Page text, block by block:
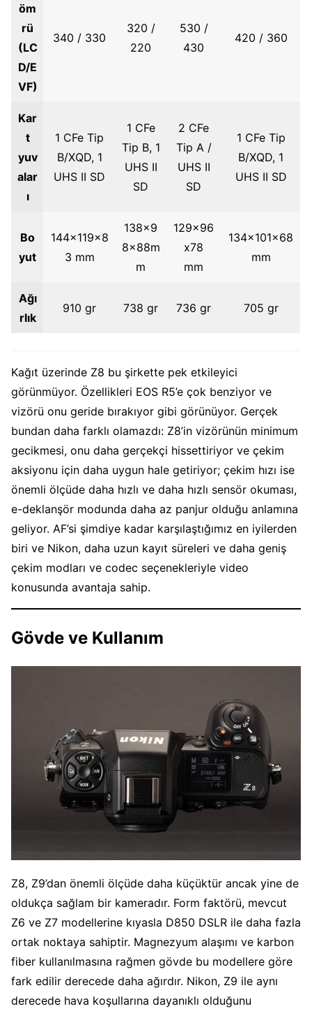
öm
rü
(LC
D/E
VF)
340 / 330
320 /
220
530 /
430
420 / 360
Kar
t
yuv
alar
ı
1 CFe Tip
B/XQD, 1
UHS II SD
1 CFe
Tip B, 1
UHS II
SD
2 CFe
Tip A /
UHS II
SD
1 CFe Tip
B/XQD, 1
UHS II SD
Bo
yut
144x119x8
3 mm
138x9
8x88m
m
129x96
x78
mm
134x101x68
mm
Ağı
rlık
910 gr 738 gr 736 gr 705 gr
Kağıt üzerinde Z8 bu şirkette pek etkileyici
görünmüyor. Özellikleri EOS R5’e çok benziyor ve
vizörü onu geride bırakıyor gibi görünüyor. Gerçek
bundan daha farklı olamazdı: Z8’in vizörünün minimum
gecikmesi, onu daha gerçekçi hissettiriyor ve çekim
aksiyonu için daha uygun hale getiriyor; çekim hızı ise
önemli ölçüde daha hızlı ve daha hızlı sensör okuması,
e-deklanşör modunda daha az panjur olduğu anlamına
geliyor. AF’si şimdiye kadar karşılaştığımız en iyilerden
biri ve Nikon, daha uzun kayıt süreleri ve daha geniş
çekim modları ve codec seçenekleriyle video
konusunda avantaja sahip.
Gövde ve Kullanım
Z8, Z9’dan önemli ölçüde daha küçüktür ancak yine de
oldukça sağlam bir kameradır. Form faktörü, mevcut
Z6 ve Z7 modellerine kıyasla D850 DSLR ile daha fazla
ortak noktaya sahiptir. Magnezyum alaşımı ve karbon
fiber kullanılmasına rağmen gövde bu modellere göre
fark edilir derecede daha ağırdır. Nikon, Z9 ile aynı
derecede hava koşullarına dayanıklı olduğunu